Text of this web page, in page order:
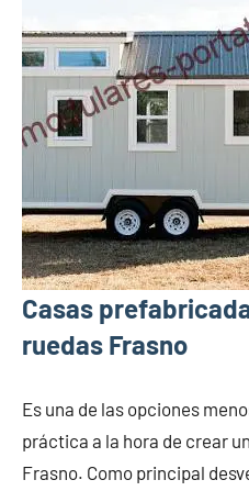
Casas
ruedas Frasno
Es una de las opciones
práctica a la hora de crear
Frasno. Como principal